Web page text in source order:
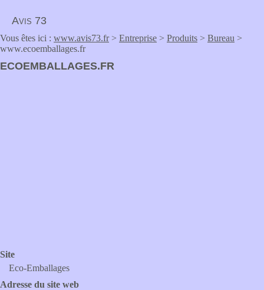
Avis 73
Vous êtes ici : www.avis73.fr> Entreprise > Produits > Bureau >
www.ecoemballages.fr
ECOEMBALLAGES.FR
Site
Eco-Emballages
Adresse du site web